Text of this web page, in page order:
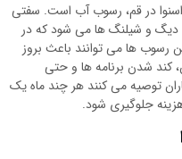
در قم، رسوب آب است. سفتی
دیگ و شیلنگ ها می شود که در
رسوب ها می توانند باعث بروز
شدن برنامه ها و حتی
توصیه می کنند هر چند ماه یک
جلوگیری شود.